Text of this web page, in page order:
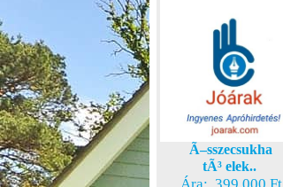
Ã–sszecsukha
tÃ³ elek..